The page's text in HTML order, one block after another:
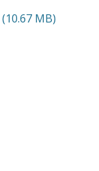
(10.67 MB)